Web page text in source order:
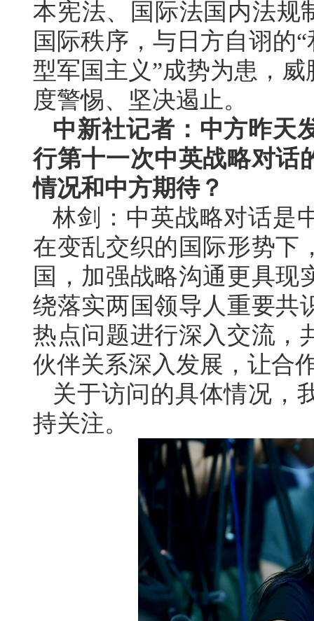
本宪法、国际法国内法规
国际秩序，与日方自诩的
型军国主义”成势为患，
度警惕、坚决遏止。
中新社记者：中方昨天
行第十一次中英战略对话
情况和中方期待？
林剑：中英战略对话是
在变乱交织的国际形势下
国，加强战略沟通更具现
绕落实两国领导人重要共
热点问题进行深入交流，
伙伴关系深入发展，让合
关于访问的具体情况，
持关注。